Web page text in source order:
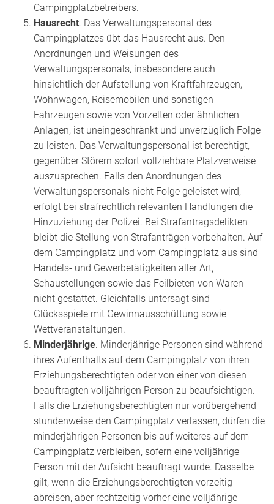
Campingplatzbetreibers.
Hausrecht. Das Verwaltungspersonal des
Campingplatzes übt das Hausrecht aus. Den
Anordnungen und Weisungen des
Verwaltungspersonals, insbesondere auch
hinsichtlich der Aufstellung von Kraftfahrzeugen,
Wohnwagen, Reisemobilen und sonstigen
Fahrzeugen sowie von Vorzelten oder ähnlichen
Anlagen, ist uneingeschränkt und unverzüglich Folge
zu leisten. Das Verwaltungspersonal ist berechtigt,
gegenüber Störern sofort vollziehbare Platzverweise
auszusprechen. Falls den Anordnungen des
Verwaltungspersonals nicht Folge geleistet wird,
erfolgt bei strafrechtlich relevanten Handlungen die
Hinzuziehung der Polizei. Bei Strafantragsdelikten
bleibt die Stellung von Strafanträgen vorbehalten. Auf
dem Campingplatz und vom Campingplatz aus sind
Handels- und Gewerbetätigkeiten aller Art,
Schaustellungen sowie das Feilbieten von Waren
nicht gestattet. Gleichfalls untersagt sind
Glücksspiele mit Gewinnausschüttung sowie
Wettveranstaltungen.
Minderjährige. Minderjährige Personen sind während
ihres Aufenthalts auf dem Campingplatz von ihren
Erziehungsberechtigten oder von einer von diesen
beauftragten volljährigen Person zu beaufsichtigen.
Falls die Erziehungsberechtigten nur vorübergehend
stundenweise den Campingplatz verlassen, dürfen die
minderjährigen Personen bis auf weiteres auf dem
Campingplatz verbleiben, sofern eine volljährige
Person mit der Aufsicht beauftragt wurde. Dasselbe
gilt, wenn die Erziehungsberechtigten vorzeitig
abreisen, aber rechtzeitig vorher eine volljährige